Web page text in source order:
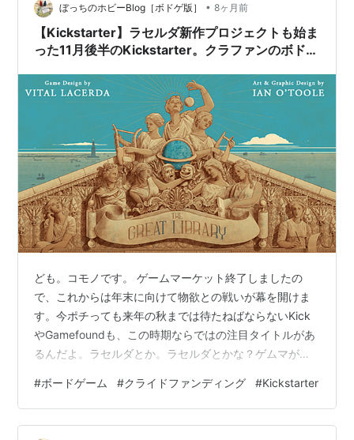
［第3回］ Kickstarterでプロジェクトを始める | 日
経 xTECH（クロステック）
「Kickstarter」へ出資してゲットする方法＆出資し
まくった経験からわかった注意点まとめ - GIGAZINE
2013年9月、カナダでサービス開始。同年11月、オー
ストラリアとニュージーランドでサービスを開始。
*2
2013年10月15日現在
*3:Kickstarter、プロジェクト承認ルールを簡素化 |
TechCrunch Japan
ぼっちのホビーBlog［ボドゲ版］ • 8ヶ月前
【Kickstarter】ラセルダ新作プロジェクトも始ま
った11月後半のKickstarter。クラファンのボドゲ
Kickstarterピックアップ2025年11月後編〉
ども。コモノです。 ゲームマーケット終了しましたの
で、これからは年末に向けて物欲との戦いが幕を開けま
す。今ポチっても来年の秋までは待たねばならないKick
やGamefoundも、この時期ならではの注目タイトルがあ
るんだよ。ラセルダとか。ラセルダとかな？ゲムマがお
Great Library by Vital Lacerda with Art by Ian O'Toole
Dragonarium Paragliders Small Fishes: Seas the Booty
- A Strategy Card Game The Souls Re…
#ボードゲーム #クライドファンディング #Kickstarter